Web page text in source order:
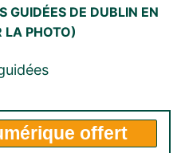
GUIDÉES DE DUBLIN EN
LA PHOTO)
offert